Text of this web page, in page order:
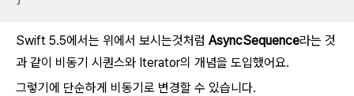
Swift 5.5에서는 위에서 보시는것처럼 AsyncSequence라는 것
과 같이 비동기 시퀀스와 Iterator의 개념을 도입했어요.
그렇기에 단순하게 비동기로 변경할 수 있습니다.